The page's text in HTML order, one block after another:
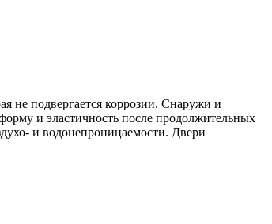
не подвергается коррозии. Снаружи и
и эластичность после продолжительных
и водонепроницаемости. Двери